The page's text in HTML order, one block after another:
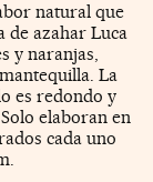
natural que
de azahar Luca
y naranjas,
La
es redondo y
elaboran en
cada uno